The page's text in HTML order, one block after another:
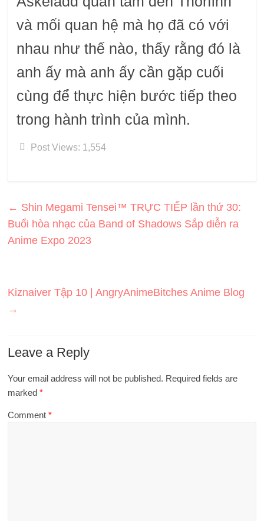
và mối quan hệ mà họ đã có với
nhau như thế nào, thấy rằng đó là
anh ấy mà anh ấy cần gặp cuối
cùng để thực hiện bước tiếp theo
trong hành trình của mình.
Post Views: 1,554
← Shin Megami Tensei™ TRỰC TIẾP lần thứ 30:
Buổi hòa nhạc của Band of Shadows Sắp diễn ra
Anime Expo 2023
Kiznaiver Tập 10 | AngryAnimeBitches Anime Blog
→
Leave a Reply
Your email address will not be published. Required fields are
marked*
Comment*